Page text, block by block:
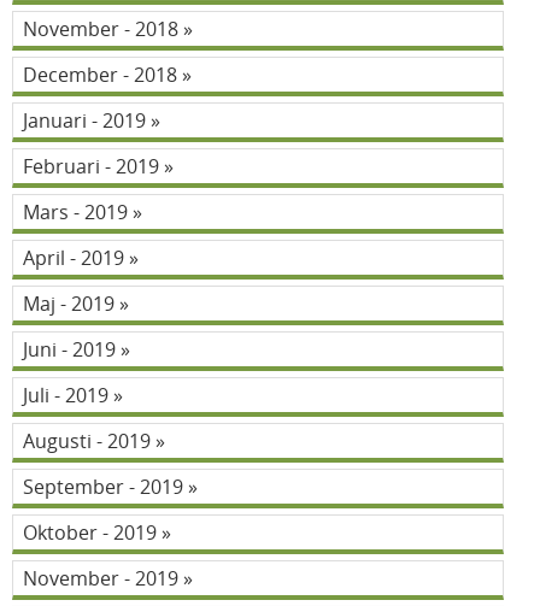
November - 2018
December - 2018
Januari - 2019
Februari - 2019
Mars - 2019
April - 2019
Maj - 2019
Juni - 2019
Juli - 2019
Augusti - 2019
September - 2019
Oktober - 2019
November - 2019